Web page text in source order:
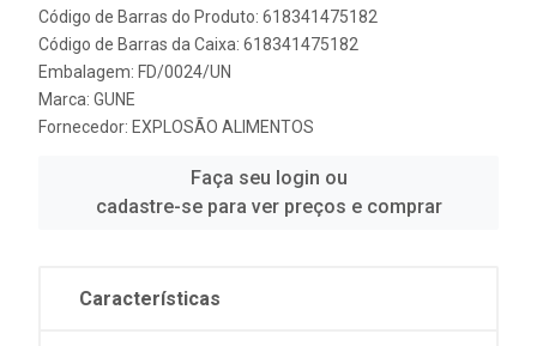
Código de Barras do Produto: 618341475182
Código de Barras da Caixa: 618341475182
Embalagem: FD/0024/UN
Marca: GUNE
Fornecedor: EXPLOSÃO ALIMENTOS
Faça seu login ou
cadastre-se para ver preços e comprar
Características